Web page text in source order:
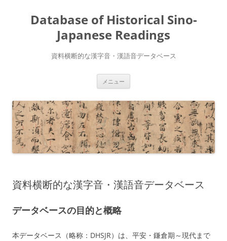
Database of Historical Sino-
Japanese Readings
資料横断的な漢字音・漢語音データベース
メニュー
資料横断的な漢字音・漢語音データベース
データベースの目的と概略
本データベース（略称：DHSJR）は、平安・鎌倉期～現代まで